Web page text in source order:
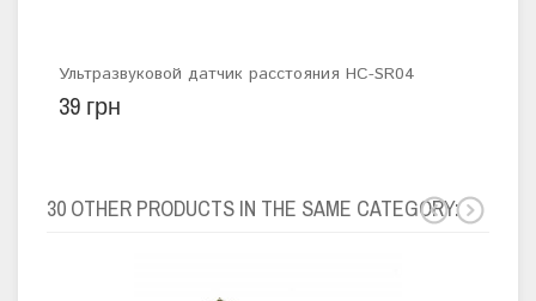
Ультразвуковой датчик расстояния HC-SR04
39 грн
30 OTHER PRODUCTS IN THE SAME CATEGORY: